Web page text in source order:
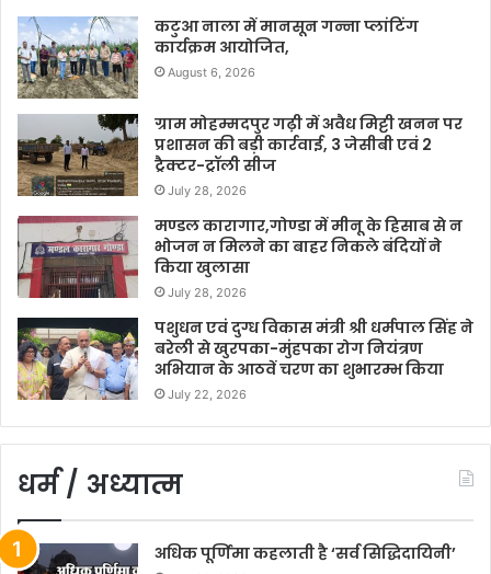
कटुआ नाला में मानसून गन्ना प्लांटिंग
कार्यक्रम आयोजित,
August 6, 2026
ग्राम मोहम्मदपुर गढ़ी में अवैध मिट्टी खनन पर
प्रशासन की बड़ी कार्रवाई, 3 जेसीबी एवं 2
ट्रैक्टर-ट्रॉली सीज
July 28, 2026
मण्डल कारागार,गोण्डा में मीनू के हिसाब से न
भोजन न मिलने का बाहर निकले बंदियों ने
किया खुलासा
July 28, 2026
पशुधन एवं दुग्ध विकास मंत्री श्री धर्मपाल सिंह ने
बरेली से खुरपका-मुंहपका रोग नियंत्रण
अभियान के आठवें चरण का शुभारम्भ किया
July 22, 2026
धर्म / अध्यात्म
अधिक पूर्णिमा कहलाती है ‘सर्व सिद्धिदायिनी’